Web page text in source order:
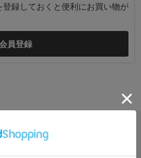
録しておくと便利にお買い物が